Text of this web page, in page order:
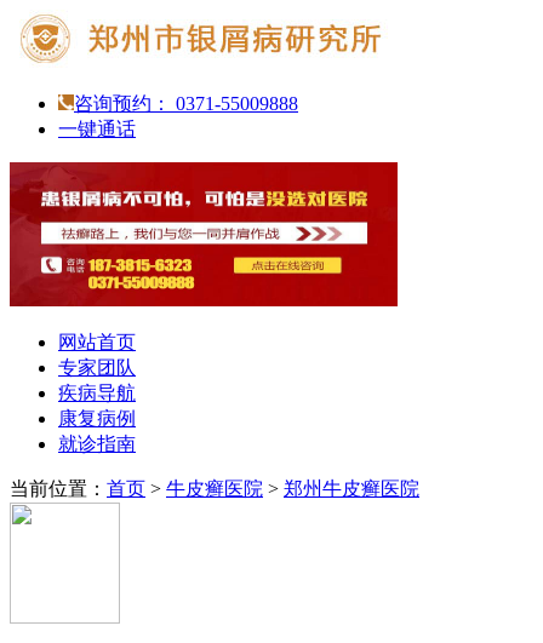
咨询预约： 0371-55009888
一键通话
网站首页
专家团队
疾病导航
康复病例
就诊指南
当前位置： 首页 > 牛皮癣医院 > 郑州牛皮癣医院